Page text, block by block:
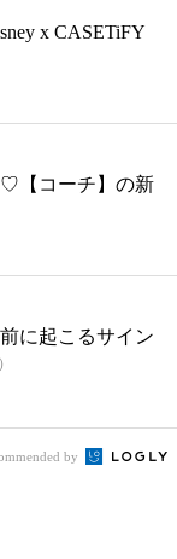
x CASETiFY
【コーチ】の新
に起こるサイン
by